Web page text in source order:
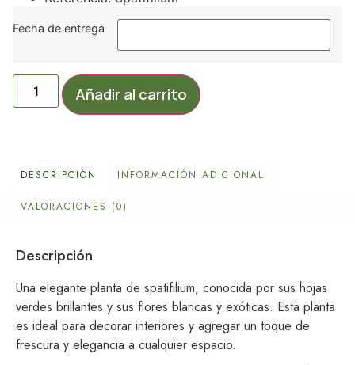
Fecha de entrega
Añadir al carrito
DESCRIPCIÓN INFORMACIÓN ADICIONAL
VALORACIONES (0)
Descripción
Una elegante planta de spatifilium, conocida por sus hojas
verdes brillantes y sus flores blancas y exóticas. Esta planta
es ideal para decorar interiores y agregar un toque de
frescura y elegancia a cualquier espacio.